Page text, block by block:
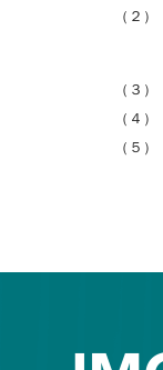
（２）
（３）
（４）
（５）